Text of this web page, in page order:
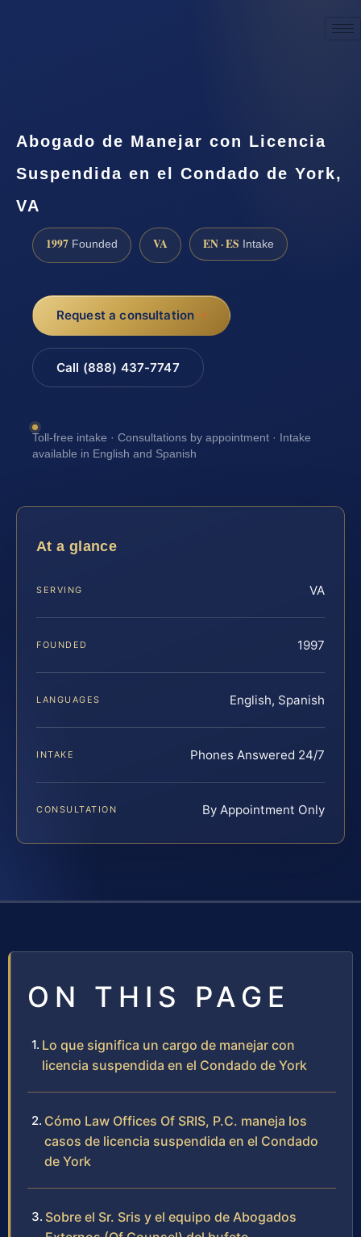
Abogado de Manejar con Licencia
Suspendida en el Condado de York,
VA
1997 Founded VA EN · ES Intake
Request a consultation
Call (888) 437-7747
Toll-free intake · Consultations by appointment · Intake
available in English and Spanish
At a glance
SERVING VA
FOUNDED 1997
LANGUAGES English, Spanish
INTAKE Phones Answered 24/7
CONSULTATION By Appointment Only
ON THIS PAGE
Lo que significa un cargo de manejar con
licencia suspendida en el Condado de York
Cómo Law Offices Of SRIS, P.C. maneja los
casos de licencia suspendida en el Condado
de York
Sobre el Sr. Sris y el equipo de Abogados